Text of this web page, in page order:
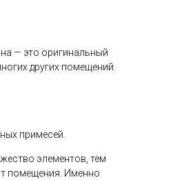
— это оригинальный
других помещений.
примесей.
элементов, тем
помещения. Именно